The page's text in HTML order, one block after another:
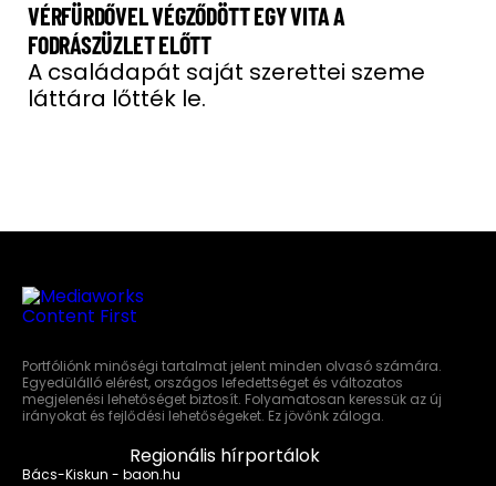
VÉRFÜRDŐVEL VÉGZŐDÖTT EGY VITA A
FODRÁSZÜZLET ELŐTT
A családapát saját szerettei szeme
láttára lőtték le.
Portfóliónk minőségi tartalmat jelent minden olvasó számára.
Egyedülálló elérést, országos lefedettséget és változatos
megjelenési lehetőséget biztosít. Folyamatosan keressük az új
irányokat és fejlődési lehetőségeket. Ez jövőnk záloga.
Regionális hírportálok
Bács-Kiskun - baon.hu